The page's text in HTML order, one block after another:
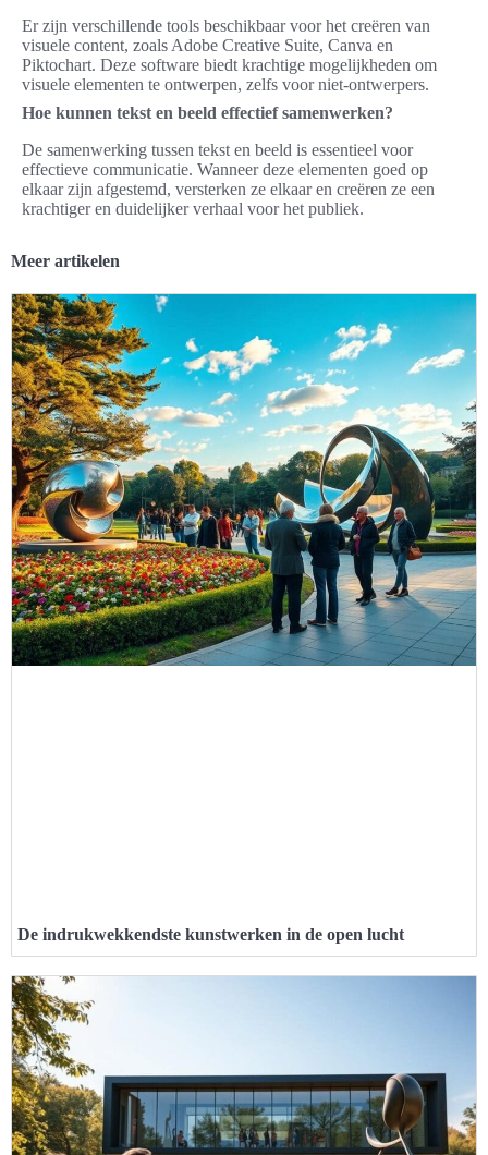
Er zijn verschillende tools beschikbaar voor het creëren van
visuele content, zoals Adobe Creative Suite, Canva en
Piktochart. Deze software biedt krachtige mogelijkheden om
visuele elementen te ontwerpen, zelfs voor niet-ontwerpers.
Hoe kunnen tekst en beeld effectief samenwerken?
De samenwerking tussen tekst en beeld is essentieel voor
effectieve communicatie. Wanneer deze elementen goed op
elkaar zijn afgestemd, versterken ze elkaar en creëren ze een
krachtiger en duidelijker verhaal voor het publiek.
Meer artikelen
De indrukwekkendste kunstwerken in de open lucht